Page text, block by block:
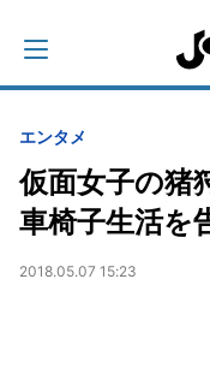
エンタメ
仮面女子の猪
車椅子生活
2018.05.07 15:23